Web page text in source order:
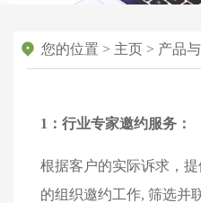
您的位置 > 主页 > 产品
1：行业专家邀约服务：
根据客户的实际诉求，
的组织邀约工作, 筛选并